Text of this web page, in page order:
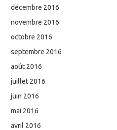
décembre 2016
novembre 2016
octobre 2016
septembre 2016
août 2016
juillet 2016
juin 2016
mai 2016
avril 2016